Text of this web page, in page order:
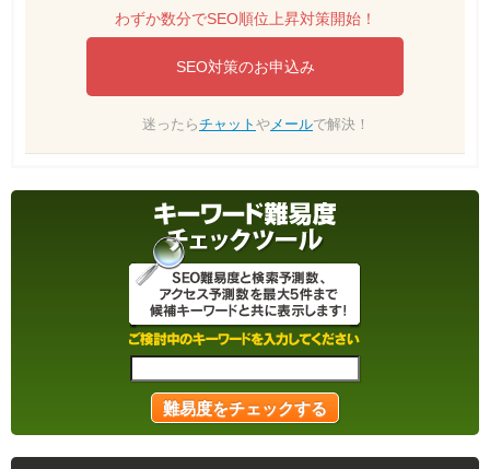
わずか数分でSEO順位上昇対策開始！
SEO対策のお申込み
迷ったらチャット やメールで解決！